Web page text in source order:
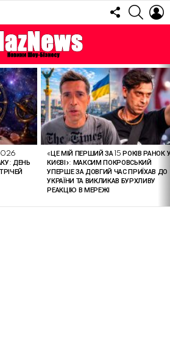
FOLLOW
US
ДЕНЬ
«ЦЕ МІЙ ПЕРШИЙ ЗА 15 РОКІВ РАНОК
КИЄВІ»: МАКСИМ ПОКРОВСЬКИЙ
УПЕРШЕ ЗА ДОВГИЙ ЧАС ПРИЇХАВ ДО
УКРАЇНИ ТА ВИКЛИКАВ БУРХЛИВУ
РЕАКЦІЮ В МЕРЕЖІ